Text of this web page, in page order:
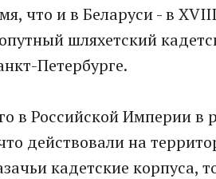
что и в Беларуси - в
шляхетский
Петербурге.
в Российской Империи в
действовали на
кадетские корпуса,